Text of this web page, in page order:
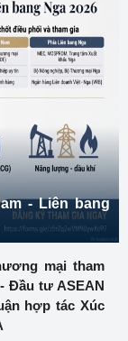
- Liên bang
mại tham
Đầu tư ASEAN
hợp tác Xúc